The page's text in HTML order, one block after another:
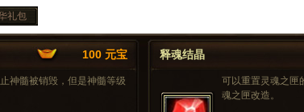
礼包
100 元宝
神髓被销毁，但是神髓等级
释魂结晶
可以重置灵魂之匣
魂之匣改造。